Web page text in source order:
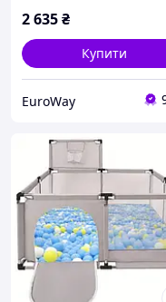
2 635₴
Купити
EuroWay